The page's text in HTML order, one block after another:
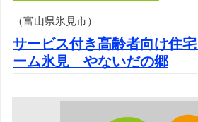
（富山県氷見市）
サービス付き高齢者向け住
ーム氷見 やないだの郷